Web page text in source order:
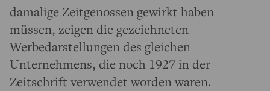
damalige Zeitgenossen gewirkt haben
müssen, zeigen die gezeichneten
Werbedarstellungen des gleichen
Unternehmens, die noch 1927 in der
Zeitschrift verwendet worden waren.